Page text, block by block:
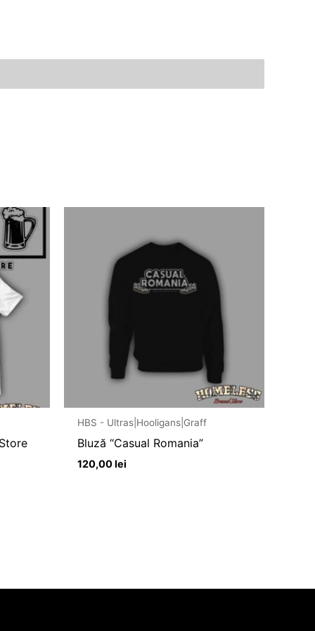
HBS - Ultras|Hooligans|Graff
Bluză “Casual Romania”
120,00lei